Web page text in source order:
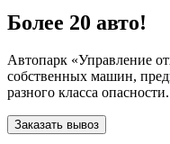
Более 20 авто!
Автопарк «Управление
собственных машин,
разного класса опасности.
Заказать вывоз